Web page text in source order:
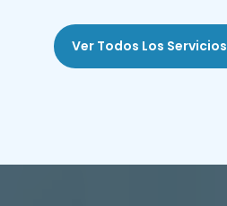
Ver Todos Los Servicios